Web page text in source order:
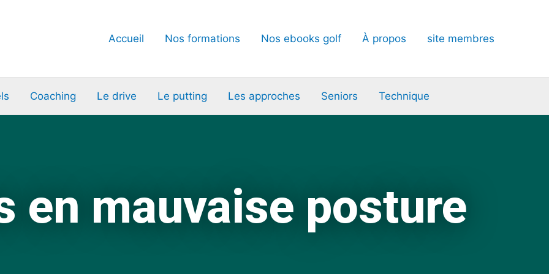
Accueil Nos formations Nos ebooks golf À propos site membres
Coaching Le drive Le putting Les approches Seniors Technique
en mauvaise posture